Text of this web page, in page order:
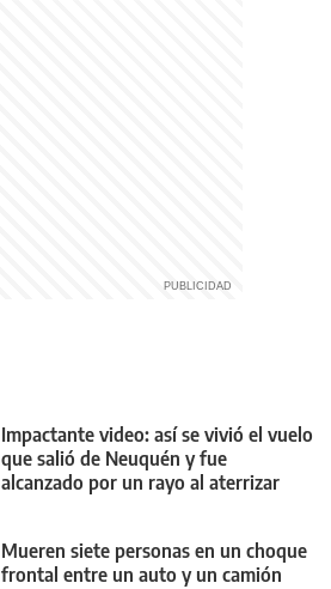
Impactante video: así se vivió el vuelo
que salió de Neuquén y fue
alcanzado por un rayo al aterrizar
Mueren siete personas en un choque
frontal entre un auto y un camión